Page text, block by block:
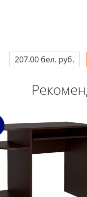
207.00 бел. руб.